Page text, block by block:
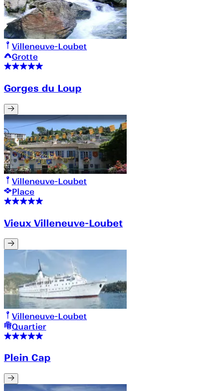
Villeneuve-Loubet
Grotte
Gorges du Loup
Villeneuve-Loubet
Place
Vieux Villeneuve-Loubet
Villeneuve-Loubet
Quartier
Plein Cap